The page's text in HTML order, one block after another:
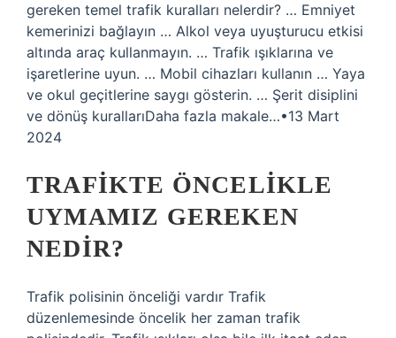
gereken temel trafik kuralları nelerdir? … Emniyet
kemerinizi bağlayın … Alkol veya uyuşturucu etkisi
altında araç kullanmayın. … Trafik ışıklarına ve
işaretlerine uyun. … Mobil cihazları kullanın … Yaya
ve okul geçitlerine saygı gösterin. … Şerit disiplini
ve dönüş kurallarıDaha fazla makale…•13 Mart
2024
TRAFIKTE ÖNCELIKLE
UYMAMIZ GEREKEN
NEDIR?
Trafik polisinin önceliği vardır Trafik
düzenlemesinde öncelik her zaman trafik